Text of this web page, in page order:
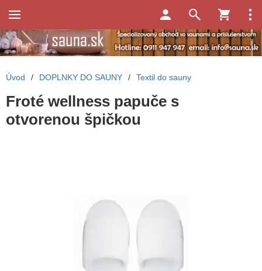
Úvod / DOPLNKY DO SAUNY / Textil do sauny
Froté wellness papuče s
otvorenou špičkou